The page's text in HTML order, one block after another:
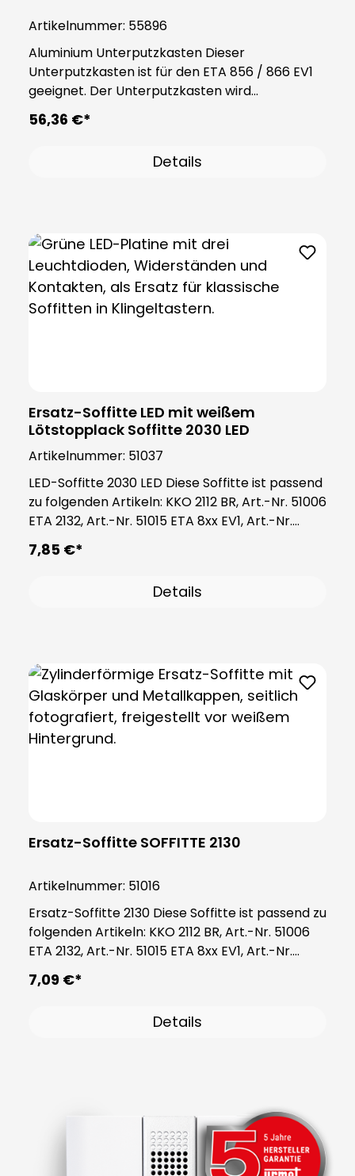
Artikelnummer: 55896
Aluminium Unterputzkasten Dieser
Unterputzkasten ist für den ETA 856 / 866 EV1
geeignet. Der Unterputzkasten wird
vorschriftsgemäß in die Wand eingesetzt und
dient als Fundament für den ETA. Hinweis: ETA
56,36 €*
Details
Ersatz-Soffitte LED mit weißem
Lötstopplack Soffitte 2030 LED
Artikelnummer: 51037
LED-Soffitte 2030 LED Diese Soffitte ist passend
zu folgenden Artikeln: KKO 2112 BR, Art.-Nr. 51006
ETA 2132, Art.-Nr. 51015 ETA 8xx EV1, Art.-Nr.
55801 — 55833 ETA 63x WS, Art.-Nr. 55631 —
55634 Hinweis: Die Soffitte passt in die Fassung
beschädigt und / oder nicht vorhanden ist, bitte
7,85 €*
Details
Ersatz-Soffitte SOFFITTE 2130
Artikelnummer: 51016
Ersatz-Soffitte 2130 Diese Soffitte ist passend zu
folgenden Artikeln: KKO 2112 BR, Art.-Nr. 51006
ETA 2132, Art.-Nr. 51015 ETA 8xx EV1, Art.-Nr.
55801 — 55833 ETA 63x WS, Art.-Nr. 55631 —
55634 Hinweis: Die Soffitte passt in die Fassung
beschädigt und / oder nicht vorhanden ist, bitte
7,09 €*
Details